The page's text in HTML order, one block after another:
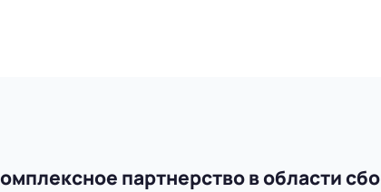
партнерство в области